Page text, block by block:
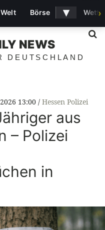
NEWS
DEUTSCHLAND
13:00 Hessen Polizei
aus
– Polizei
in
Börse ▾ ›